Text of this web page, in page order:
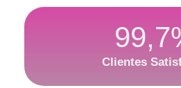
Clientes